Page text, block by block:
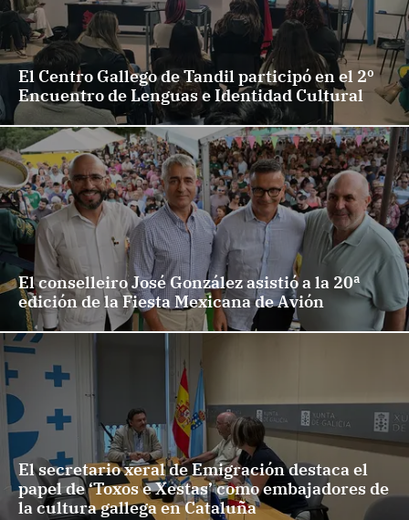
El Centro Gallego de Tandil participó en el 2º
Encuentro de Lenguas e Identidad Cultural
El conselleiro José González asistió a la 20ª
edición de la Fiesta Mexicana de Avión
El secretario xeral de Emigración destaca el
papel de ‘Toxos e Xestas’ como embajadores de
la cultura gallega en Cataluña